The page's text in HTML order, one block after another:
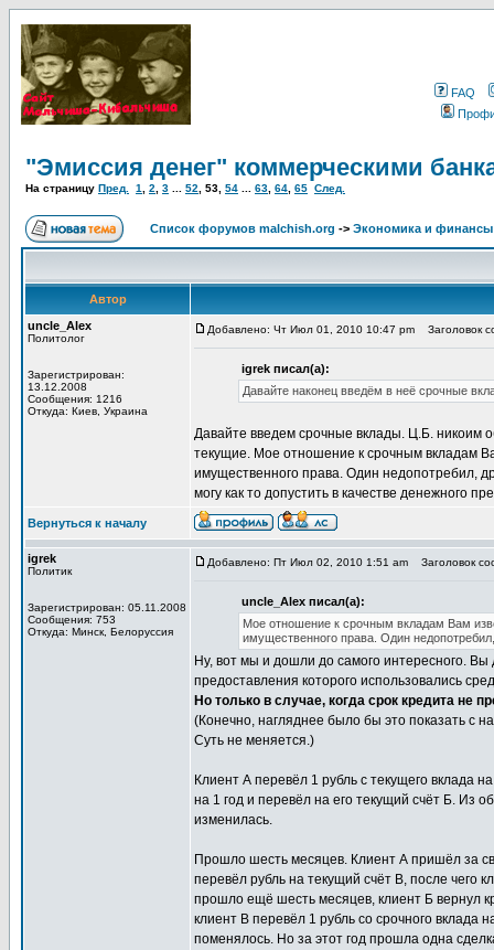
FAQ
"Эмиссия денег" коммерческими
На страницу Пред. 1 2 3 52 53 54 63 64 65 След.
Список форумов malchish.org -> Экономика и финансы
Автор
uncle_Alex
Политолог
Зарегистрирован:
13.12.2008
Сообщения: 1216
Откуда: Киев, Украина
Добавлено: Чт Июл 01, 2010 10:47 pm Заголовок
igrek писал(а):
Давайте наконец введём в неё срочные
Давайте введем срочные вклады. Ц.Б. никоим
текущие. Мое отношение к срочным вкладам
имущественного права. Один недопотребил,
могу как то допустить в качестве
Вернуться к началу
igrek
Политик
Зарегистрирован: 05.11.2008
Сообщения: 753
Откуда: Минск, Белоруссия
Добавлено: Пт Июл 02, 2010 1:51 am Заголовок
uncle_Alex писал(а):
Мое отношение к срочным вкладам Вам
имущественного права. Один
Ну, вот мы и дошли до самого интересного. Вы
предоставления которого использовались
Но только в случае, когда срок кредита не
(Конечно, нагляднее было бы это показать с
Суть не меняется.)
Клиент А перевёл 1 рубль с текущего вклада
на 1 год и перевёл на его текущий счёт Б. Из
изменилась.
Прошло шесть месяцев. Клиент А пришёл за
перевёл рубль на текущий счёт В, после чего
прошло ещё шесть месяцев, клиент Б вернул
клиент В перевёл 1 рубль со срочного вклада
поменялось. Но за этот год прошла одна